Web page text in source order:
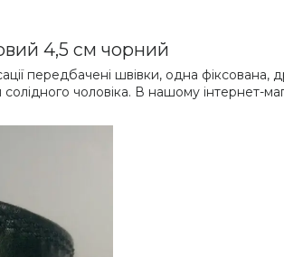
4,5 см чорний
передбачені швівки, одна фіксована,
чоловіка. В нашому інтернет-